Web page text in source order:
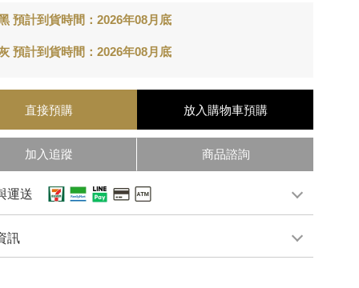
預計到貨時間：2026年08月底
預計到貨時間：2026年08月底
直接預購 放入購物車預購
加入追蹤 商品諮詢
運送
訊